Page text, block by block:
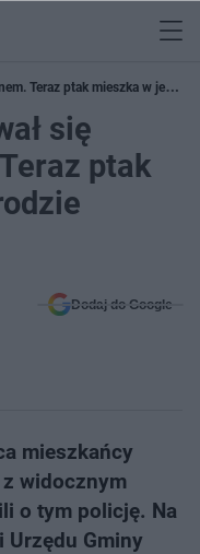
Teraz ptak mieszka w jego
się
ptak
Dodaj do Google
mieszkańcy
widocznym
o tym policję. Na
Urzędu Gminy